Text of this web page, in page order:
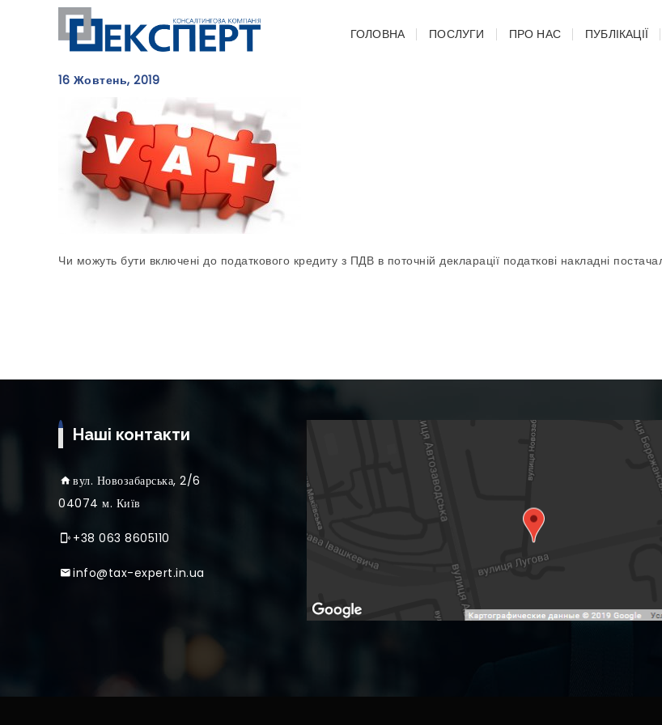
ГОЛОВНА ПОСЛУГИ ПРО НАС ПУБЛІКАЦІЇ
16 Жовтень, 2019
Чи можуть бути включені до податкового кредиту з ПДВ в поточній декларації податкові накладні
Наші контакти
вул. Новозабарська, 2/6
04074 м. Київ
+38 063 8605110
info@tax-expert.in.ua